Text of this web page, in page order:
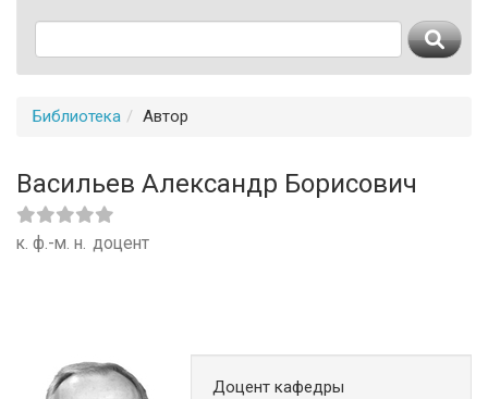
Библиотека Автор
Васильев Александр Борисович
к. ф.-м. н. доцент
Доцент кафедры